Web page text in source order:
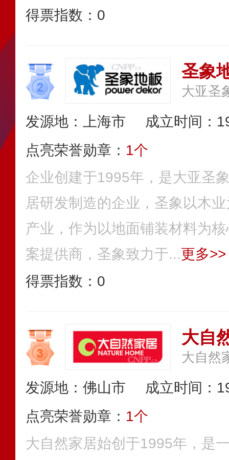
得票指数： 0
圣象
大亚圣
发源地：上海市
成立时间：
点亮荣誉勋章： 1个
企业创建于1995年，是大亚圣
居研发制造的企业，圣象以木
产业，作为以地面铺装材料为
案提供商，圣象致力于...更多>>
得票指数： 0
大自
大自然
发源地：佛山市
成立时间：
点亮荣誉勋章： 1个
大自然家居始创于1995年，是